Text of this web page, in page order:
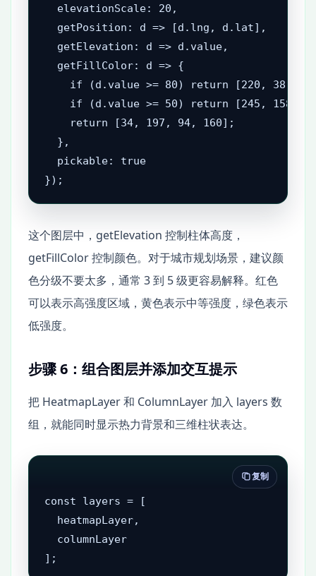
  elevationScale: 20,
  getPosition: d => [d.lng, d.lat],
  getElevation: d => d.value,
  getFillColor: d => {
if (d.value >= 80) return [220, 38,
if (d.value >= 50) return [245, 158,
    return [34, 197, 94, 160];
  },
  pickable: true
});
这个图层中，getElevation 控制柱体高度，
getFillColor 控制颜色。对于城市规划场景，建议颜
色分级不要太多，通常 3 到 5 级更容易解释。红色
可以表示高强度区域，黄色表示中等强度，绿色表示
低强度。
步骤 6：组合图层并添加交互提示
把 HeatmapLayer 和 ColumnLayer 加入 layers 数
组，就能同时显示热力背景和三维柱状表达。
const layers = [
  heatmapLayer,
  columnLayer
];
复制